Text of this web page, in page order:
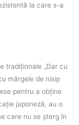
la care s-a
tradiţionale „Dar cu
mărgele de nisip
pentru a obţine
japoneză, au o
care nu se șterg în